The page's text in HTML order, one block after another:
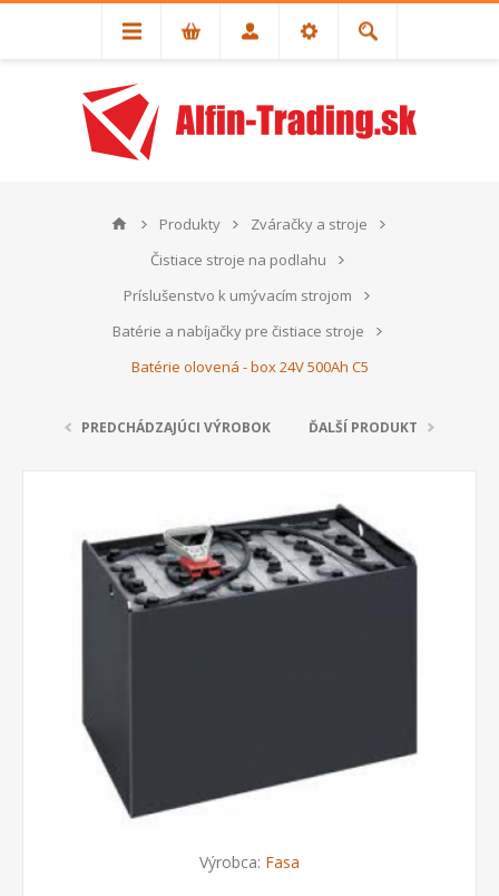
Produkty
Zváračky a stroje
Čistiace stroje na podlahu
Príslušenstvo k umývacím strojom
Batérie a nabíjačky pre čistiace stroje
Batérie olovená - box 24V 500Ah C5
PREDCHÁDZAJÚCI VÝROBOK ĎALŠÍ PRODUKT
Výrobca: Fasa